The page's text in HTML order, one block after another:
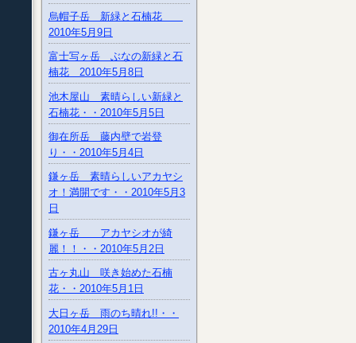
烏帽子岳 新緑と石楠花
2010年5月9日
富士写ヶ岳 ぶなの新緑と石
楠花 2010年5月8日
池木屋山 素晴らしい新緑と
石楠花・・2010年5月5日
御在所岳 藤内壁で岩登
り・・2010年5月4日
鎌ヶ岳 素晴らしいアカヤシ
オ！満開です・・2010年5月3
日
鎌ヶ岳 アカヤシオが綺
麗！！・・2010年5月2日
古ヶ丸山 咲き始めた石楠
花・・2010年5月1日
大日ヶ岳 雨のち晴れ!!・・
2010年4月29日